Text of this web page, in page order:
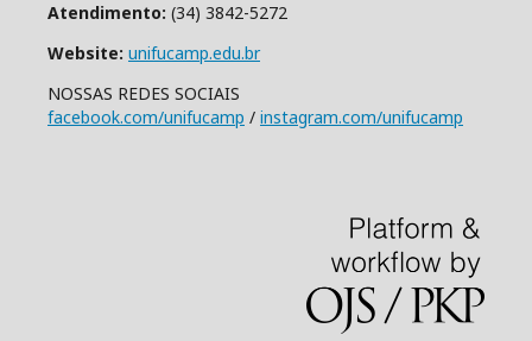
Atendimento: (34) 3842-5272
Website: unifucamp.edu.br
NOSSAS REDES SOCIAIS
facebook.com/unifucamp / instagram.com/unifucamp